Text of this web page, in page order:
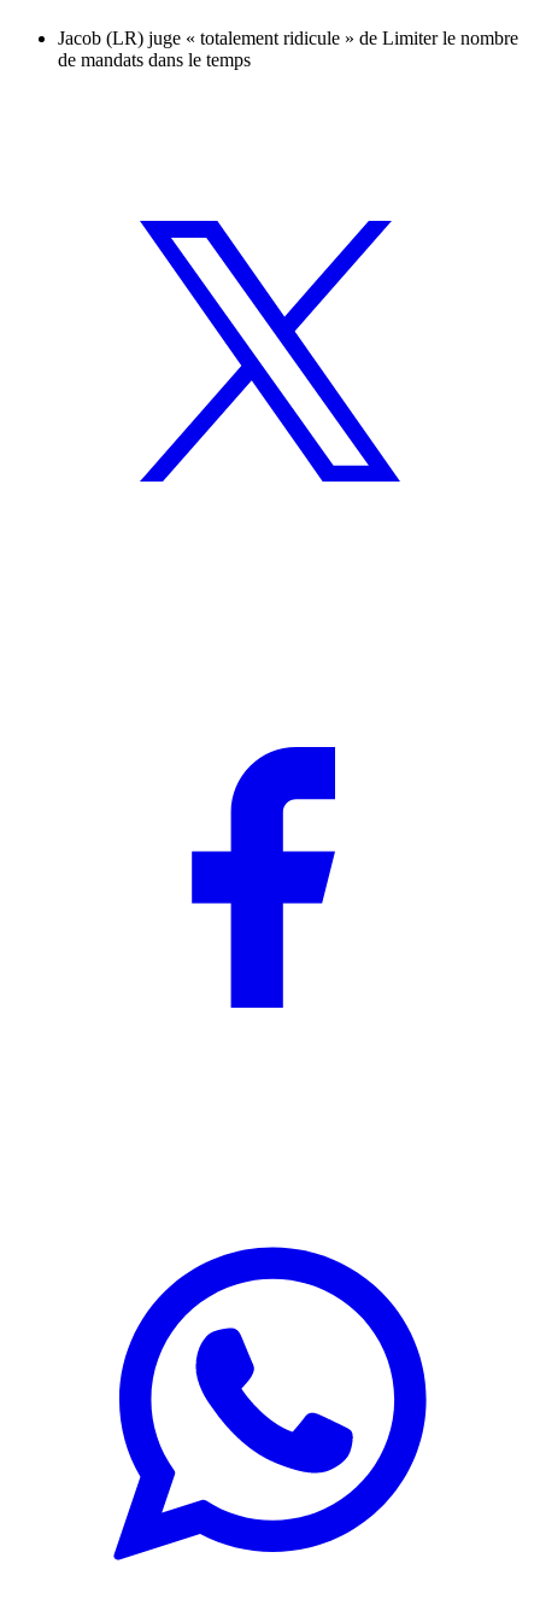
Jacob (LR) juge « totalement ridicule » de Limiter le nombre
de mandats dans le temps